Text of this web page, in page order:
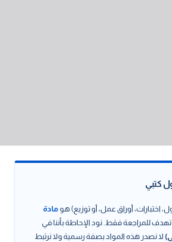
كتبي
اختبارات، أوراق عمل، أو توزيع) هو مادة
تهدف للمراجعة فقط. نود الإحاطة بأننا في
لا نصدر هذه المواد بصفة رسمية ولا نرتبط